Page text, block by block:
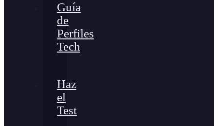
Guía
de
Perfiles
Tech
Haz
el
Test